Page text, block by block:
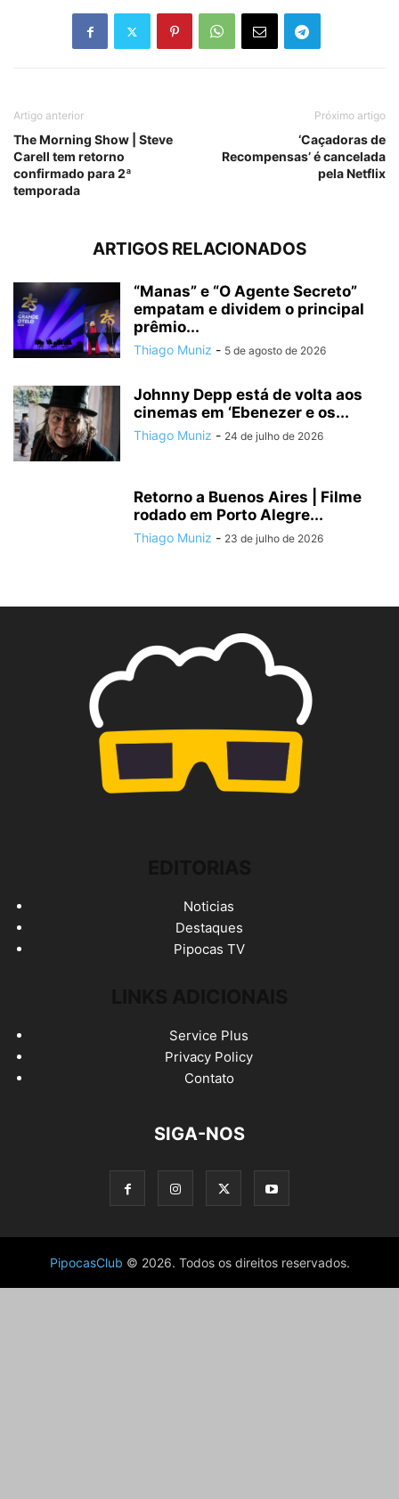
Artigo anterior
The Morning Show | Steve
Carell tem retorno
confirmado para 2ª
temporada
Próximo artigo
‘Caçadoras de
Recompensas’ é cancelada
pela Netflix
ARTIGOS RELACIONADOS
“Manas” e “O Agente Secreto”
empatam e dividem o principal
prêmio...
Thiago Muniz - 5 de agosto de 2026
Johnny Depp está de volta aos
cinemas em ‘Ebenezer e os...
Thiago Muniz - 24 de julho de 2026
Retorno a Buenos Aires | Filme
rodado em Porto Alegre...
Thiago Muniz - 23 de julho de 2026
Noticias
Destaques
Pipocas TV
Service Plus
Privacy Policy
Contato
SIGA-NOS
PipocasClub © 2026. Todos os direitos reservados.